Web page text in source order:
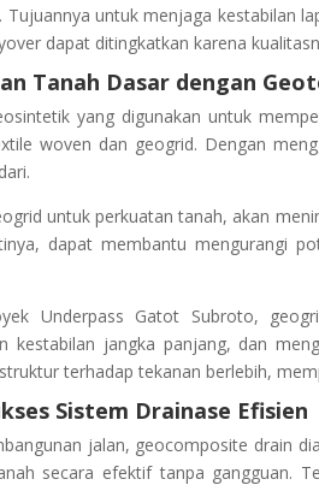
Tujuannya untuk menjaga kestabilan
dapat ditingkatkan karena
Tanah Dasar dengan
yang digunakan untuk
woven dan geogrid. Dengan
untuk perkuatan tanah, akan
dapat membantu mengurangi
Underpass Gatot Subroto,
kestabilan jangka panjang, dan
terhadap tekanan berlebih,
Sistem Drainase Efisien
jalan, geocomposite drain
secara efektif tanpa gangguan.